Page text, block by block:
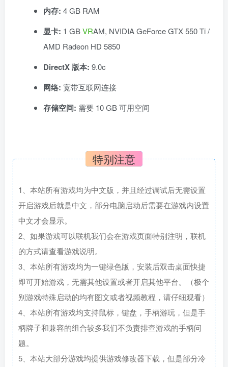
内存: 4 GB RAM
显卡: 1 GBVRAM, NVIDIA GeForce GTX 550 Ti /
AMD Radeon HD 5850
DirectX 版本: 9.0c
网络: 宽带互联网连接
存储空间: 需要 10 GB 可用空间
特别注意
1、本站所有游戏均为中文版，并且经过调试后无需设置
开启游戏后就是中文，部分电脑启动后需要在游戏内设置
中文才会显示。
2、如果游戏可以联机我们会在游戏页面特别注明，联机
的方式请查看游戏说明。
3、本站所有游戏均为一键绿色版，安装后双击桌面快捷
即可开始游戏，无需其他设置或者开启其他平台。（极个
别游戏特殊启动的均有图文或者视频教程，请仔细观看）
4、本站所有游戏均支持鼠标，键盘，手柄游玩，但是手
柄牌子和兼容的组合较多我们不负责排查游戏的手柄问
题。
5、本站大部分游戏均提供游戏修改器下载，但是部分冷